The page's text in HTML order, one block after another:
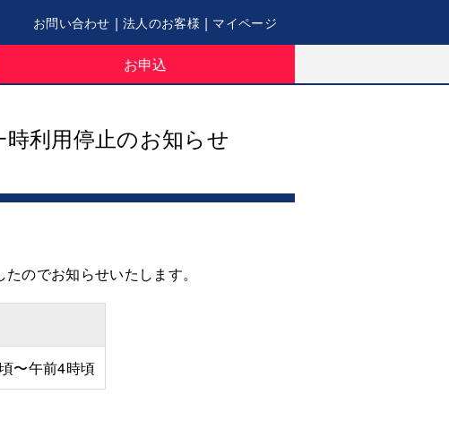
お問い合わせ | 法人のお客様 | マイページ
お申込
利用停止のお知らせ
のでお知らせいたします。
〜午前4時頃